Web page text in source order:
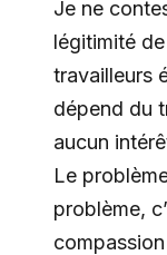
Je ne
légitimité
travailleurs
dépend du
aucun
Le
problème,